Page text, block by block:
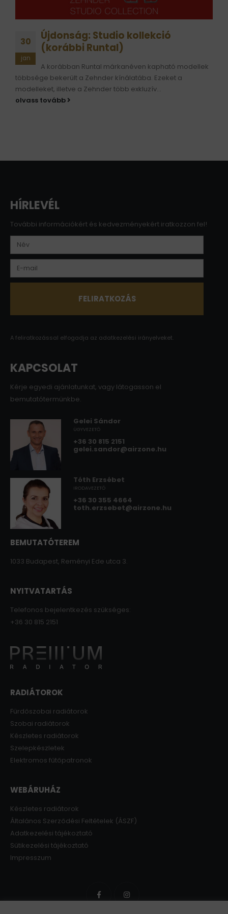
30
jan
Újdonság: Studio kollekció
(korábbi Runtal)
A korábban Runtal márkanéven kapható modellek
többsége bekerült a Zehnder kínálatába. Ezeket a
modelleket, illetve a Zehnder több exkluzív...
olvass tovább
HÍRLEVÉL
További információkért és kedvezményekért iratkozzon fel!
A feliratkozással elfogadja az adatkezelési irányelveket.
KAPCSOLAT
Kérje egyedi ajánlatunkat, vagy látogasson el
bemutatótermünkbe.
Gelei Sándor
ÜGYVEZETŐ
+36 30 815 2151
gelei.sandor@airzone.hu
Tóth Erzsébet
IRODAVEZETŐ
+36 30 355 4664
toth.erzsebet@airzone.hu
BEMUTATÓTEREM
1033 Budapest, Reményi Ede utca 3.
NYITVATARTÁS
Telefonos bejelentkezés szükséges:
+36 30 815 2151
RADIÁTOROK
Fürdőszobai radiátorok
Szobai radiátorok
Készletes radiátorok
Szelepkészletek
Elektromos fűtőpatronok
WEBÁRUHÁZ
Készletes radiátorok
Általános Szerződési Feltételek (ÁSZF)
Adatkezelési tájékoztató
Sütikezelési tájékoztató
Impresszum